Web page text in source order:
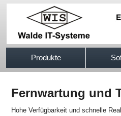
Produkte
Fernwartung und
Hohe Verfügbarkeit und schnelle